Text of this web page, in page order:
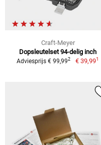
Craft-Meyer
Dopsleutelset 94-delig inch
Adviesprijs € 99,992 € 39,991